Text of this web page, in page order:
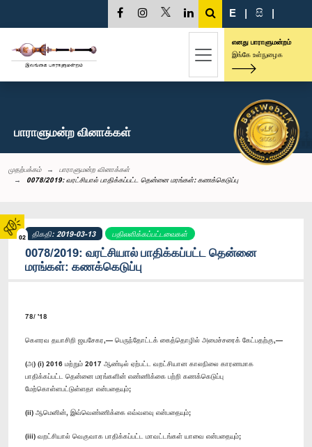
02
E | සි |
எனது பாராளுமன்றம்
இங்கே உள்நுழைக
பாராளுமன்ற வினாக்கள்
முதற்பக்கம்
பாராளுமன்ற வினாக்கள்
0078/2019: வரட்சியால் பாதிக்கப்பட்ட தென்னை மரங்கள்: கணக்கெடுப்பு
திகதி: 2019-03-13 பதிலளிக்கப்பட்டவைகள்
0078/2019: வரட்சியால் பாதிக்கப்பட்ட தென்னை
மரங்கள்: கணக்கெடுப்பு
78/ '18
கௌரவ தயாசிறி ஜயசேகர,— பெருந்தோட்டக் கைத்தொழில் அமைச்சரைக் கேட்பதற்கு,—
(அ) (i) 2016 மற்றும் 2017 ஆண்டில் ஏற்பட்ட வறட்சியான காலநிலை காரணமாக
பாதிக்கப்பட்ட தென்னை மரங்களின் எண்ணிக்கை பற்றி கணக்கெடுப்பு
மேற்கொள்ளபட்டுள்ளதா என்பதையும்;
(ii) ஆமெனின், இவ்வெண்ணிக்கை எவ்வளவு என்பதையும்;
(iii) வறட்சியால் வெகுவாக பாதிக்கப்பட்ட மாவட்டங்கள் யாவை என்பதையும்;